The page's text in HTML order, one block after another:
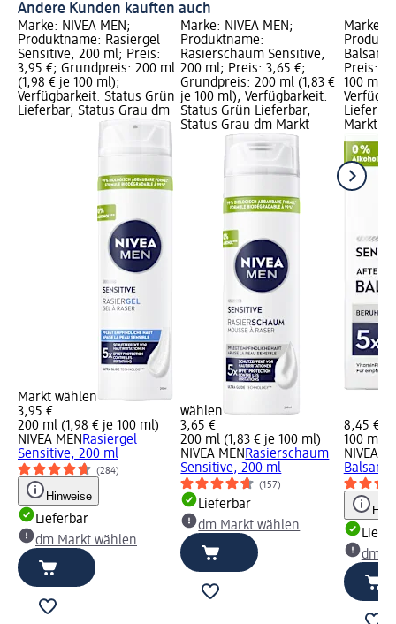
Andere Kunden kauften auch
Marke: NIVEA MEN;
Produktname: Rasiergel
Sensitive, 200 ml; Preis:
3,95 €; Grundpreis: 200 ml
(1,98 € je 100 ml);
Verfügbarkeit: Status Grün
Lieferbar, Status Grau dm
Markt wählen
3,95 €
200 ml (1,98 € je 100 ml)
NIVEA MENRasiergel
Sensitive, 200 ml
(284)
Hinweise
Lieferbar
dm Markt wählen
Marke: NIVEA MEN;
Produktname:
Rasierschaum Sensitive,
200 ml; Preis: 3,65 €;
Grundpreis: 200 ml (1,83 €
je 100 ml); Verfügbarkeit:
Status Grün Lieferbar,
Status Grau dm Markt
wählen
3,65 €
200 ml (1,83 € je 100 ml)
NIVEA MENRasierschaum
Sensitive, 200 ml
(157)
Lieferbar
dm Markt wählen
Marke:
Balsam
Preis:
100 ml
Markt
8,45 €
100 ml
NIVEA
Balsam
dm